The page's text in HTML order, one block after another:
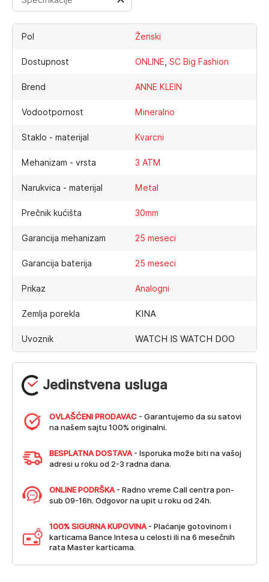
Jedinstvena usluga
OVLAŠĆENI PRODAVAC - Garantujemo da su satovi
na našem sajtu 100% originalni.
BESPLATNA DOSTAVA - Isporuka može biti na vašoj
adresi u roku od 2-3 radna dana.
ONLINE PODRŠKA - Radno vreme Call centra pon-
sub 09-16h. Odgovor na upit u roku od 24h.
100% SIGURNA KUPOVINA - Plaćanje gotovinom i
karticama Bance Intesa u celosti ili na 6 mesečnih
rata Master karticama.
Pol Ženski
Dostupnost ONLINE, SC Big Fashion
Brend ANNE KLEIN
Vodootpornost Mineralno
Staklo - materijal Kvarcni
Mehanizam - vrsta 3 ATM
Narukvica - materijal Metal
Prečnik kućišta 30mm
Garancija mehanizam 25 meseci
Garancija baterija 25 meseci
Prikaz Analogni
Zemlja porekla KINA
Uvoznik WATCH IS WATCH DOO